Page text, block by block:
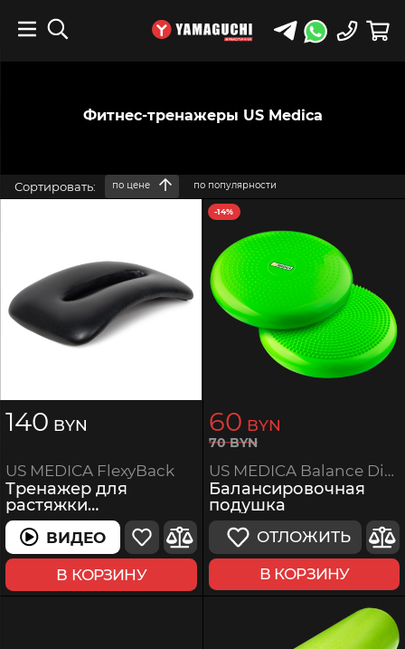
Фитнес-тренажеры US Medica
Сортировать: по цене по популярности
140 BYN
US MEDICA FlexyBack
Тренажер для
растяжки
позвоночника
ВИДЕО
В КОРЗИНУ
-14%
60 BYN
70BYN
US MEDICA Balance Disk
Балансировочная
подушка
ОТЛОЖИТЬ
В КОРЗИНУ